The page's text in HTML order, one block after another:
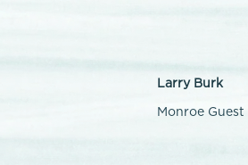
Larry Burk
Monroe Guest